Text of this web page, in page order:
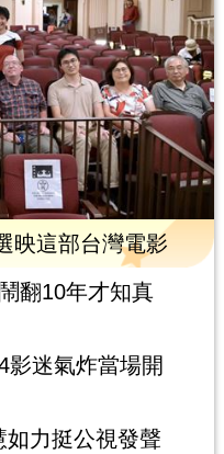
映這部台灣電影
翻10年才知真
影迷氣炸當場開
力挺公視發聲